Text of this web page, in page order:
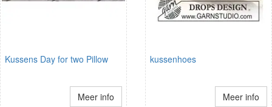
Kussens Day for two Pillow
Meer info
kussenhoes
Meer info